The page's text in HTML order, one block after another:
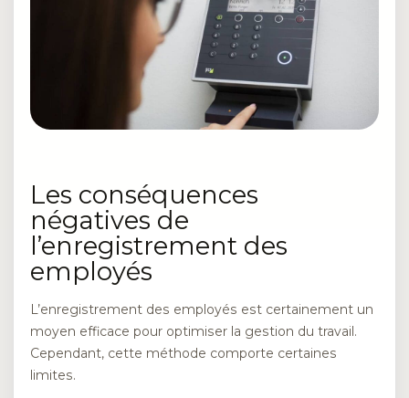
Les conséquences
négatives de
l’enregistrement des
employés
L’enregistrement des employés est certainement un
moyen efficace pour optimiser la gestion du travail.
Cependant, cette méthode comporte certaines
limites.